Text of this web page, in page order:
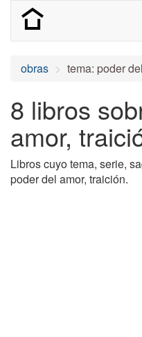
obras tema: poder
8 libros
amor,
Libros cuyo tema, serie,
poder del amor, traición.